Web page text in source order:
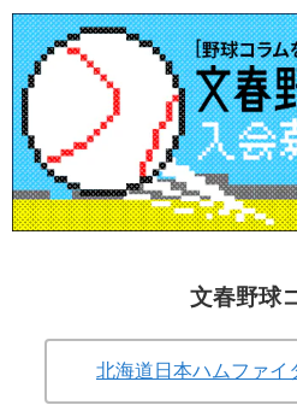
文春野球
北海道日本ハムファイ